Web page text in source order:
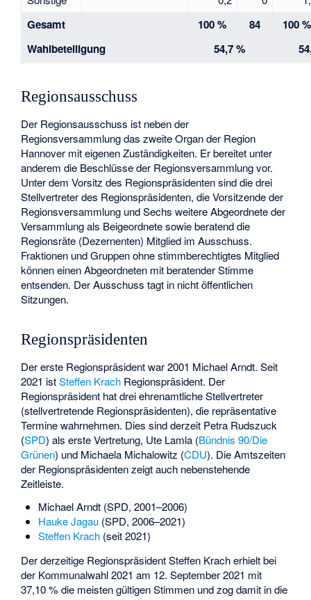
Gesamt 100 % 84
100 %
Wahlbeteiligung
54,7 %
Regionsausschuss
Der Regionsausschuss ist neben der
Regionsversammlung das zweite Organ der Region
Hannover mit eigenen Zuständigkeiten. Er bereitet unter
anderem die Beschlüsse der Regionsversammlung vor.
Unter dem Vorsitz des Regionspräsidenten sind die drei
Stellvertreter des Regionspräsidenten, die Vorsitzende der
Regionsversammlung und Sechs weitere Abgeordnete der
Versammlung als Beigeordnete sowie beratend die
Regionsräte (Dezernenten) Mitglied im Ausschuss.
Fraktionen und Gruppen ohne stimmberechtigtes Mitglied
können einen Abgeordneten mit beratender Stimme
entsenden. Der Ausschuss tagt in nicht öffentlichen
Sitzungen.
Regionspräsidenten
Der erste Regionspräsident war 2001 Michael Arndt. Seit
2021 istSteffen Krach Regionspräsident. Der
Regionspräsident hat drei ehrenamtliche Stellvertreter
(stellvertretende Regionspräsidenten), die repräsentative
Termine wahrnehmen. Dies sind derzeit Petra Rudszuck
(SPD) als erste Vertretung, Ute Lamla (Bündnis 90/Die
Grünen) und Michaela Michalowitz (CDU). Die Amtszeiten
der Regionspräsidenten zeigt auch nebenstehende
Zeitleiste.
Michael Arndt(SPD, 2001–2006)
Hauke Jagau(SPD, 2006–2021)
Steffen Krach(seit 2021)
Der derzeitige Regionspräsident Steffen Krach erhielt bei
der Kommunalwahl 2021 am 12. September 2021 mit
37,10 % die meisten gültigen Stimmen und zog damit in die